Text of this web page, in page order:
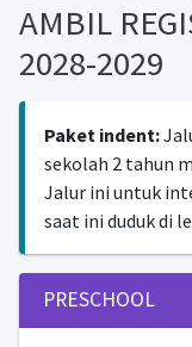
AMBIL
2028-2029
Paket indent:
sekolah 2 tahun
Jalur ini untuk
saat ini duduk di
PRESCHOOL